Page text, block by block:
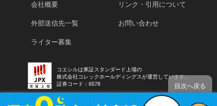
会社概要 リンク・引用について
外部送信先一覧 お問い合わせ
ライター募集
コエシルは東証スタンダード上場の
株式会社コレックホールディングスが運営しています。
証券コード：6578
目次へ戻る